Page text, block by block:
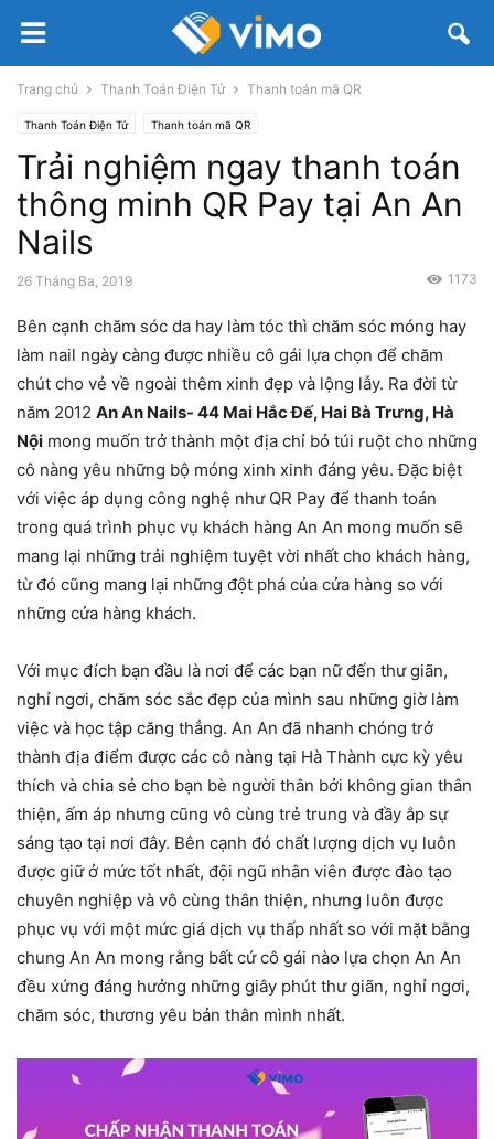
Trang chủ Thanh Toán Điện Tử Thanh toán mã QR
Thanh Toán Điện Tử Thanh toán mã QR
Trải nghiệm ngay thanh toán
thông minh QR Pay tại An An
Nails
26 Tháng Ba, 2019 1173
Bên cạnh chăm sóc da hay làm tóc thì chăm sóc móng hay
làm nail ngày càng được nhiều cô gái lựa chọn để chăm
chút cho vẻ về ngoài thêm xinh đẹp và lộng lẫy. Ra đời từ
năm 2012 An An Nails- 44 Mai Hắc Đế, Hai Bà Trưng, Hà
Nội mong muốn trở thành một địa chỉ bỏ túi ruột cho những
cô nàng yêu những bộ móng xinh xinh đáng yêu. Đặc biệt
với việc áp dụng công nghệ như QR Pay để thanh toán
trong quá trình phục vụ khách hàng An An mong muốn sẽ
mang lại những trải nghiệm tuyệt vời nhất cho khách hàng,
từ đó cũng mang lại những đột phá của cửa hàng so với
những cửa hàng khách.
Với mục đích bạn đầu là nơi để các bạn nữ đến thư giãn,
nghỉ ngơi, chăm sóc sắc đẹp của mình sau những giờ làm
việc và học tập căng thẳng. An An đã nhanh chóng trở
thành địa điểm được các cô nàng tại Hà Thành cực kỳ yêu
thích và chia sẻ cho bạn bè người thân bởi không gian thân
thiện, ấm áp nhưng cũng vô cùng trẻ trung và đầy ắp sự
sáng tạo tại nơi đây. Bên cạnh đó chất lượng dịch vụ luôn
được giữ ở mức tốt nhất, đội ngũ nhân viên được đào tạo
chuyên nghiệp và vô cùng thân thiện, nhưng luôn được
phục vụ với một mức giá dịch vụ thấp nhất so với mặt bằng
chung An An mong rằng bất cứ cô gái nào lựa chọn An An
đều xứng đáng hưởng những giây phút thư giãn, nghỉ ngơi,
chăm sóc, thương yêu bản thân mình nhất.